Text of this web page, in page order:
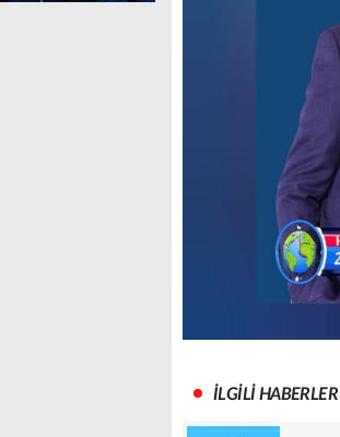
İLGİLİ HABERLER